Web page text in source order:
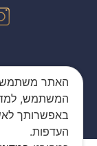
המשתמש,
באפשרותך
העדפות.